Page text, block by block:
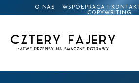
O NAS WSPÓŁPRACA I KONTAKT
COPYWRITING